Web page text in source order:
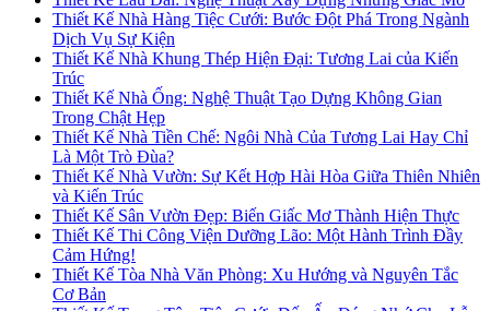
Thiết Kế Nhà Hàng Tiệc Cưới: Bước Đột Phá Trong Ngành
Dịch Vụ Sự Kiện
Thiết Kế Nhà Khung Thép Hiện Đại: Tương Lai của Kiến
Trúc
Thiết Kế Nhà Ống: Nghệ Thuật Tạo Dựng Không Gian
Trong Chật Hẹp
Thiết Kế Nhà Tiền Chế: Ngôi Nhà Của Tương Lai Hay Chỉ
Là Một Trò Đùa?
Thiết Kế Nhà Vườn: Sự Kết Hợp Hài Hòa Giữa Thiên Nhiên
và Kiến Trúc
Thiết Kế Sân Vườn Đẹp: Biến Giấc Mơ Thành Hiện Thực
Thiết Kế Thi Công Viện Dưỡng Lão: Một Hành Trình Đầy
Cảm Hứng!
Thiết Kế Tòa Nhà Văn Phòng: Xu Hướng và Nguyên Tắc
Cơ Bản